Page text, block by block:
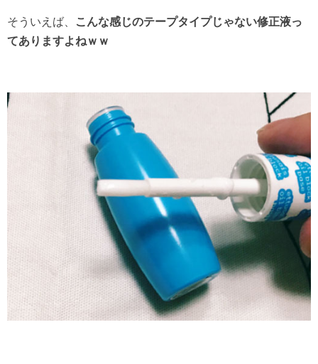
そういえば、
こんな感じのテープタイプじゃない修正液っ
てありますよねｗｗ